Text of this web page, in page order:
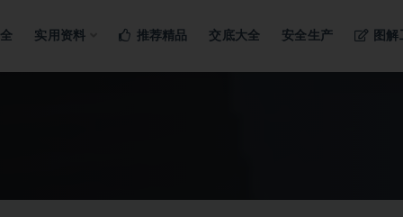
实用资料 推荐精品 交底大全 安全生产 图解